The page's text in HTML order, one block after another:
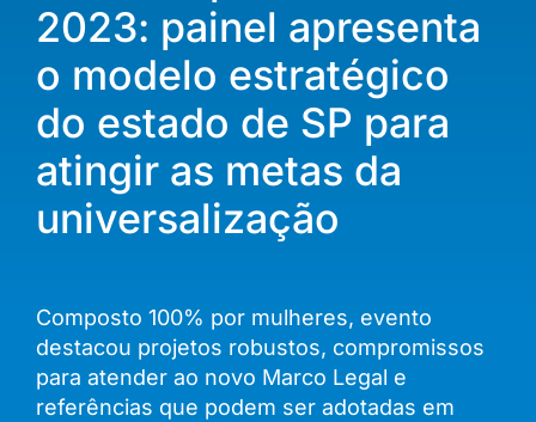
2023: painel apresenta
o modelo estratégico
do estado de SP para
atingir as metas da
universalização
Composto 100% por mulheres, evento
destacou projetos robustos, compromissos
para atender ao novo Marco Legal e
referências que podem ser adotadas em